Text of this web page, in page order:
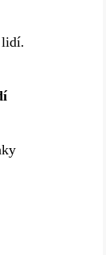
lidí.